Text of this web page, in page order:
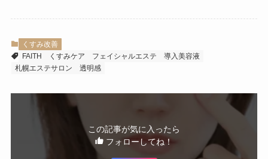
くすみ改善
FAITH
くすみケア フェイシャルエステ
導入美容液
札幌エステサロン
透明感
この記事が気に入ったら
フォローしてね！